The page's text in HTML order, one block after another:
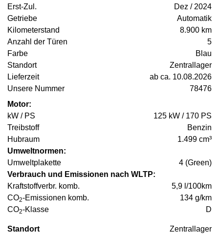
Erst-Zul.
Dez / 2024
Getriebe
Automatik
Kilometerstand
8.900 km
Anzahl der Türen
5
Farbe
Blau
Standort
Zentrallager
Lieferzeit
ab ca. 10.08.2026
Unsere Nummer
78476
Motor:
kW / PS
125 kW / 170 PS
Treibstoff
Benzin
Hubraum
1.499 cm³
Umweltnormen:
Umweltplakette
4 (Green)
Verbrauch und Emissionen nach WLTP:
Kraftstoffverbr. komb.
5,9 l/100km
CO2-Emissionen komb.
134 g/km
CO2-Klasse D
Standort Zentrallager